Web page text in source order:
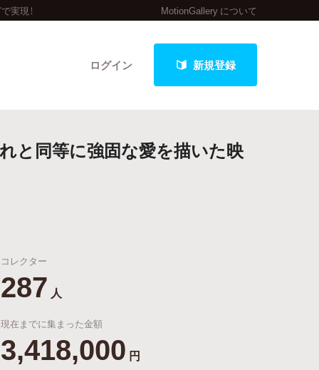
実現！ MotionGallery について
ログイン 新規登録
ト と同等に強固な愛を描いた映
コレクター
287 人
現在までに集まった金額
3,418,000 円